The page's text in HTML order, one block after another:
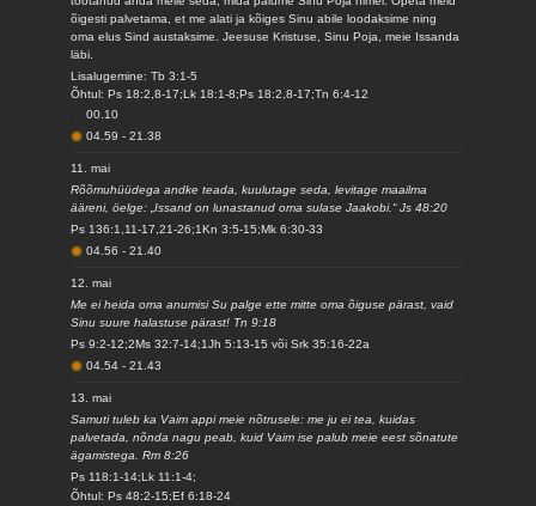
õigesti palvetama, et me alati ja kõiges Sinu abile loodaksime ning
oma elus Sind austaksime. Jeesuse Kristuse, Sinu Poja, meie Issanda
läbi.
Lisalugemine: Tb 3:1-5
Õhtul: Ps 18:2,8-17;Lk 18:1-8;Ps 18:2,8-17;Tn 6:4-12
00.10
04.59-21.38
11. mai
Rõõmuhüüdega andke teada, kuulutage seda, levitage maailma
ääreni, öelge: „Issand on lunastanud oma sulase Jaakobi.“ Js 48:20
Ps 136:1,11-17,21-26;1Kn 3:5-15;Mk 6:30-33
04.56-21.40
12. mai
Me ei heida oma anumisi Su palge ette mitte oma õiguse pärast, vaid
Sinu suure halastuse pärast! Tn 9:18
Ps 9:2-12;2Ms 32:7-14;1Jh 5:13-15 või Srk 35:16-22a
04.54-21.43
13. mai
Samuti tuleb ka Vaim appi meie nõtrusele: me ju ei tea, kuidas
palvetada, nõnda nagu peab, kuid Vaim ise palub meie eest sõnatute
ägamistega. Rm 8:26
Ps 118:1-14;Lk 11:1-4;
Õhtul: Ps 48:2-15;Ef 6:18-24